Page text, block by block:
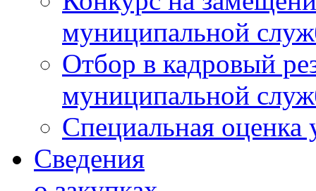
муниципальной
Отбор в кадровый
муниципальной
Специальная оценка
Сведения